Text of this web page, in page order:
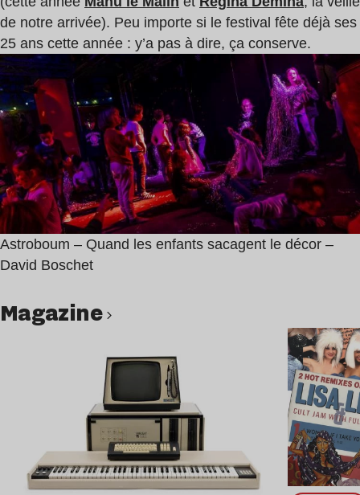
de notre arrivée). Peu importe si le festival fête déjà ses
25 ans cette année : y’a pas à dire, ça conserve.
Astroboum – Quand les enfants sacagent le décor –
David Boschet
magazine